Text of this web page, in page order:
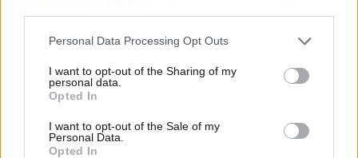
Please note that this website/app uses one or more Google
not limited to your visit or usage behaviour. You may click to
grant or deny consent to Google and its third-party tags to
use your data for below specified purposes in below Google
consent section.
Personal Data Processing Opt Outs
I want to opt-out of the Sharing of my
personal data.
Opted In
I want to opt-out of the Sale of my
Personal Data.
Opted In
Απαντήστε